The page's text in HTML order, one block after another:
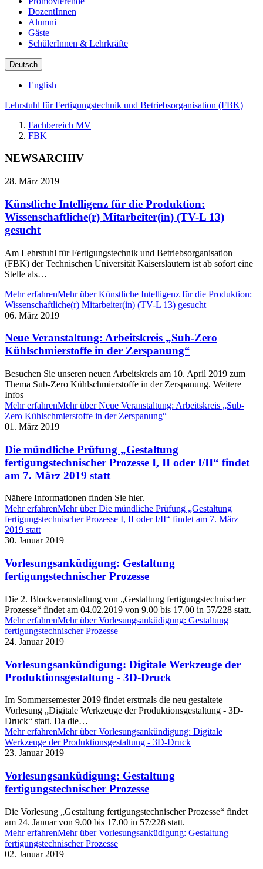
DozentInnen
Alumni
Gäste
SchülerInnen & Lehrkräfte
Deutsch
English
Lehrstuhl für Fertigungstechnik und Betriebsorganisation (FBK)
Fachbereich MV
FBK
NEWSARCHIV
28. März 2019
Künstliche Intelligenz für die Produktion:
Wissenschaftliche(r) Mitarbeiter(in) (TV-L 13)
gesucht
Am Lehrstuhl für Fertigungstechnik und Betriebsorganisation
(FBK) der Technischen Universität Kaiserslautern ist ab sofort eine
Stelle als…
Mehr erfahrenMehr über Künstliche Intelligenz für die Produktion:
Wissenschaftliche(r) Mitarbeiter(in) (TV-L 13) gesucht
06. März 2019
Neue Veranstaltung: Arbeitskreis „Sub-Zero
Kühlschmierstoffe in der Zerspanung“
Besuchen Sie unseren neuen Arbeitskreis am 10. April 2019 zum
Thema Sub-Zero Kühlschmierstoffe in der Zerspanung. Weitere
Infos
Mehr erfahrenMehr über Neue Veranstaltung: Arbeitskreis „Sub-
Zero Kühlschmierstoffe in der Zerspanung“
01. März 2019
Die mündliche Prüfung „Gestaltung
fertigungstechnischer Prozesse I, II oder I/II“ findet
am 7. März 2019 statt
Nähere Informationen finden Sie hier.
Mehr erfahrenMehr über Die mündliche Prüfung „Gestaltung
fertigungstechnischer Prozesse I, II oder I/II“ findet am 7. März
2019 statt
30. Januar 2019
Vorlesungsanküdigung: Gestaltung
fertigungstechnischer Prozesse
Die 2. Blockveranstaltung von „Gestaltung fertigungstechnischer
Prozesse“ findet am 04.02.2019 von 9.00 bis 17.00 in 57/228 statt.
Mehr erfahrenMehr über Vorlesungsanküdigung: Gestaltung
fertigungstechnischer Prozesse
24. Januar 2019
Vorlesungsankündigung: Digitale Werkzeuge der
Produktionsgestaltung - 3D-Druck
Im Sommersemester 2019 findet erstmals die neu gestaltete
Vorlesung „Digitale Werkzeuge der Produktionsgestaltung - 3D-
Druck“ statt. Da die…
Mehr erfahrenMehr über Vorlesungsankündigung: Digitale
Werkzeuge der Produktionsgestaltung - 3D-Druck
23. Januar 2019
Vorlesungsanküdigung: Gestaltung
fertigungstechnischer Prozesse
Die Vorlesung „Gestaltung fertigungstechnischer Prozesse“ findet
am 24. Januar von 9.00 bis 17.00 in 57/228 statt.
Mehr erfahrenMehr über Vorlesungsanküdigung: Gestaltung
fertigungstechnischer Prozesse
02. Januar 2019